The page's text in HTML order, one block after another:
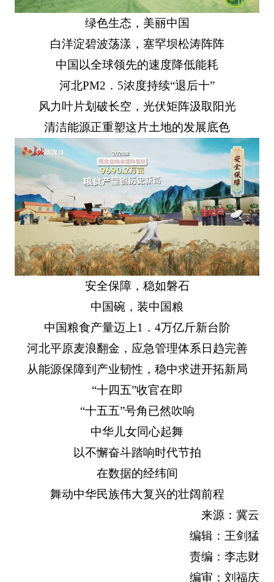
绿色生态，美丽中国
白洋淀碧波荡漾，塞罕坝松涛阵阵
中国以全球领先的速度降低能耗
河北PM2．5浓度持续“退后十”
风力叶片划破长空，光伏矩阵汲取阳光
清洁能源正重塑这片土地的发展底色
安全保障，稳如磐石
中国碗，装中国粮
中国粮食产量迈上1．4万亿斤新台阶
河北平原麦浪翻金，应急管理体系日趋完善
从能源保障到产业韧性，稳中求进开拓新局
“十四五”收官在即
“十五五”号角已然吹响
中华儿女同心起舞
以不懈奋斗踏响时代节拍
在数据的经纬间
舞动中华民族伟大复兴的壮阔前程
来源：冀云
编辑：王剑猛
责编：李志财
编审：刘福庆